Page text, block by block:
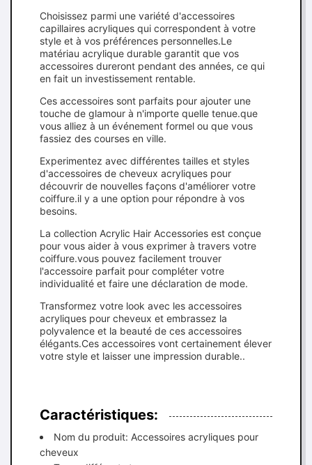
Choisissez parmi une variété d'accessoires
capillaires acryliques qui correspondent à votre
style et à vos préférences personnelles.Le
matériau acrylique durable garantit que vos
accessoires dureront pendant des années, ce qui
en fait un investissement rentable.
Ces accessoires sont parfaits pour ajouter une
touche de glamour à n'importe quelle tenue.que
vous alliez à un événement formel ou que vous
fassiez des courses en ville.
Experimentez avec différentes tailles et styles
d'accessoires de cheveux acryliques pour
découvrir de nouvelles façons d'améliorer votre
coiffure.il y a une option pour répondre à vos
besoins.
La collection Acrylic Hair Accessories est conçue
pour vous aider à vous exprimer à travers votre
coiffure.vous pouvez facilement trouver
l'accessoire parfait pour compléter votre
individualité et faire une déclaration de mode.
Transformez votre look avec les accessoires
acryliques pour cheveux et embrassez la
polyvalence et la beauté de ces accessoires
élégants.Ces accessoires vont certainement élever
votre style et laisser une impression durable..
Caractéristiques:
Nom du produit: Accessoires acryliques pour
cheveux